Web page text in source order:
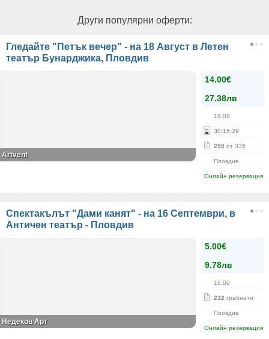
Други популярни оферти:
Гледайте "Петък вечер" - на 18 Август в Летен
театър Бунарджика, Пловдив
14.00€
27.38лв
18.08
30:15:28
290 от 335
Пловдив
Онлайн резервация
Аrtvent
Спектакълът "Дами канят" - на 16 Септември, в
Античен театър - Пловдив
5.00€
9.78лв
16.09
232 грабнати
Пловдив
Онлайн резервация
Недеков Арт